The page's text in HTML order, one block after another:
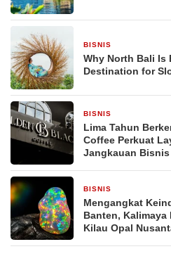
BISNIS
Why North Bali Is
Destination for
BISNIS
Lima Tahun
Coffee Perkuat
Jangkauan Bisnis
BISNIS
Mengangkat
Banten, Kalimaya
Kilau Opal